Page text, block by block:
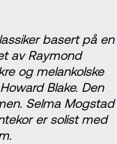
basert på en
av Raymond
og melankolske
Blake. Den
Selma Mogstad
er solist med